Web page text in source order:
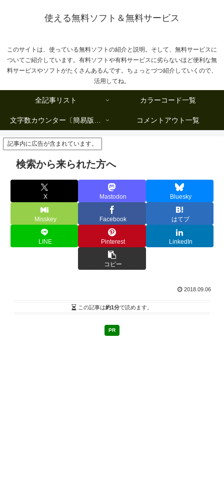
使える無料ソフト＆無料サービス
このサイトは、使っている無料ソフトの紹介と説明。そして、無料サービスに
ついてご紹介しています。有料ソフトや有料サービスに劣らないほど便利な無
料サービスやソフトがたくさんあるんです。ちょっとづつ紹介していくので、
活用してね。
全記事リスト カラーコード一覧
文字数カウンター〔簡易版複数行タイプ〕 コメントアウト一覧
記事内に広告が含まれています。
検索から来られた方へ
X Mastodon Bluesky
Misskey Facebook はてブ
LINE Pinterest LinkedIn
コピー
2018.09.06
この記事は約1分で読めます。
PR